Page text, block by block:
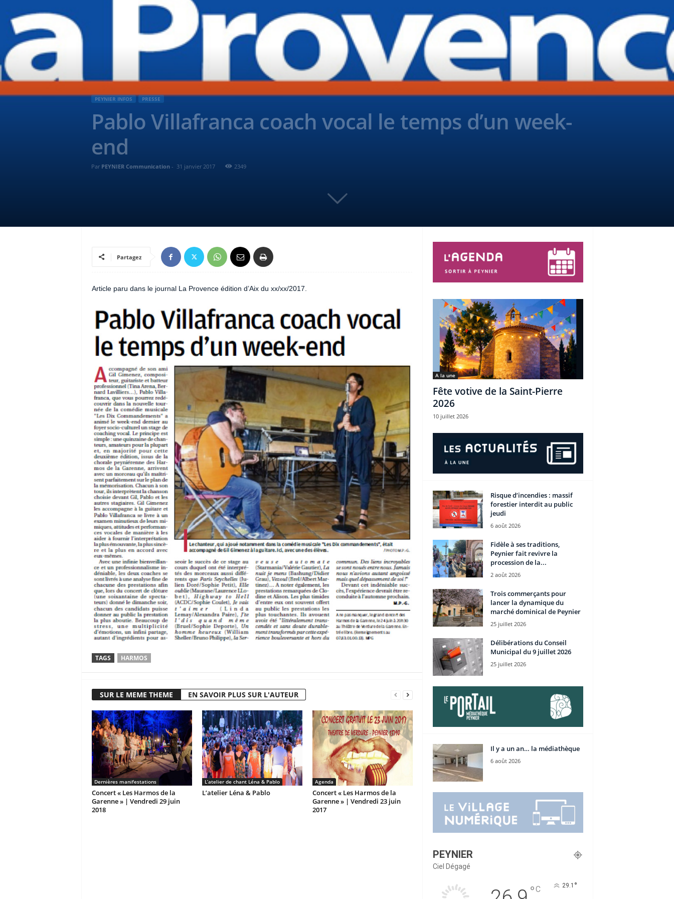
PEYNIER INFOS PRESSE
Pablo Villafranca coach vocal le temps d’un week-
end
Par PEYNIER Communication- 31 janvier 2017 2349
Partagez
Article paru dans le journal La Provence édition d’Aix du xx/xx/2017.
TAGS HARMOS
SUR LE MEME THEME EN SAVOIR PLUS SUR L'AUTEUR
Dernières manifestations
Concert « Les Harmos de la
Garenne » | Vendredi 29 juin
2018
L’atelier de chant Léna & Pablo
L’atelier Léna & Pablo
Agenda
Concert « Les Harmos de la
Garenne » | Vendredi 23 juin
2017
A la une
Fête votive de la Saint-Pierre
2026
10 juillet 2026
Risque d’incendies : massif
forestier interdit au public
jeudi
6 août 2026
Fidèle à ses traditions,
Peynier fait revivre la
procession de la...
2 août 2026
Trois commerçants pour
lancer la dynamique du
marché dominical de Peynier
25 juillet 2026
Délibérations du Conseil
Municipal du 9 juillet 2026
25 juillet 2026
Il y a un an… la médiathèque
6 août 2026
PEYNIER
Ciel Dégagé
°C 29.1 °